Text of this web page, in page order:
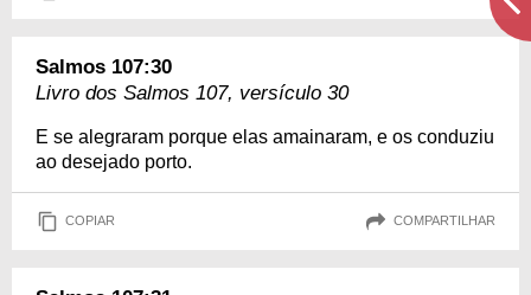
Salmos 107:30
Livro dos Salmos 107, versículo 30
E se alegraram porque elas amainaram, e os conduziu
ao desejado porto.
COPIAR COMPARTILHAR